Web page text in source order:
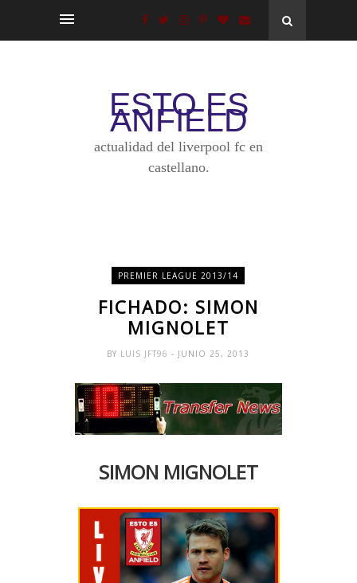
ESTO ES
ANFIELD
actualidad del liverpool fc en
castellano.
PREMIER LEAGUE 2013/14
FICHADO: SIMON
MIGNOLET
BY LUIS JFT96- JUNIO 25, 2013
SIMON MIGNOLET